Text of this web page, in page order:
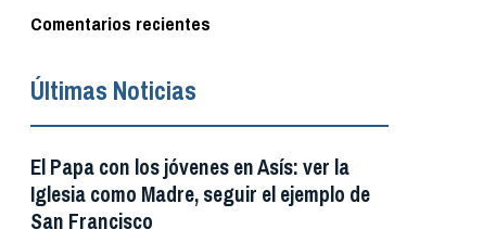
Comentarios recientes
Últimas Noticias
El Papa con los jóvenes en Asís: ver la
Iglesia como Madre, seguir el ejemplo de
San Francisco